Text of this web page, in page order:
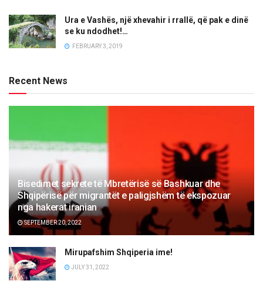
Ura e Vashës, një xhevahir i rrallë, që pak e dinë
se ku ndodhet!…
FEBRUARY 3, 2019
Recent News
Bisedimet sekrete të Mbretërisë së Bashkuar dhe
Shqipërisë për migrantët e paligjshëm të ekspozuar
nga hakerat iranian
SEPTEMBER 20, 2022
Mirupafshim Shqiperia ime!
JULY 31, 2022